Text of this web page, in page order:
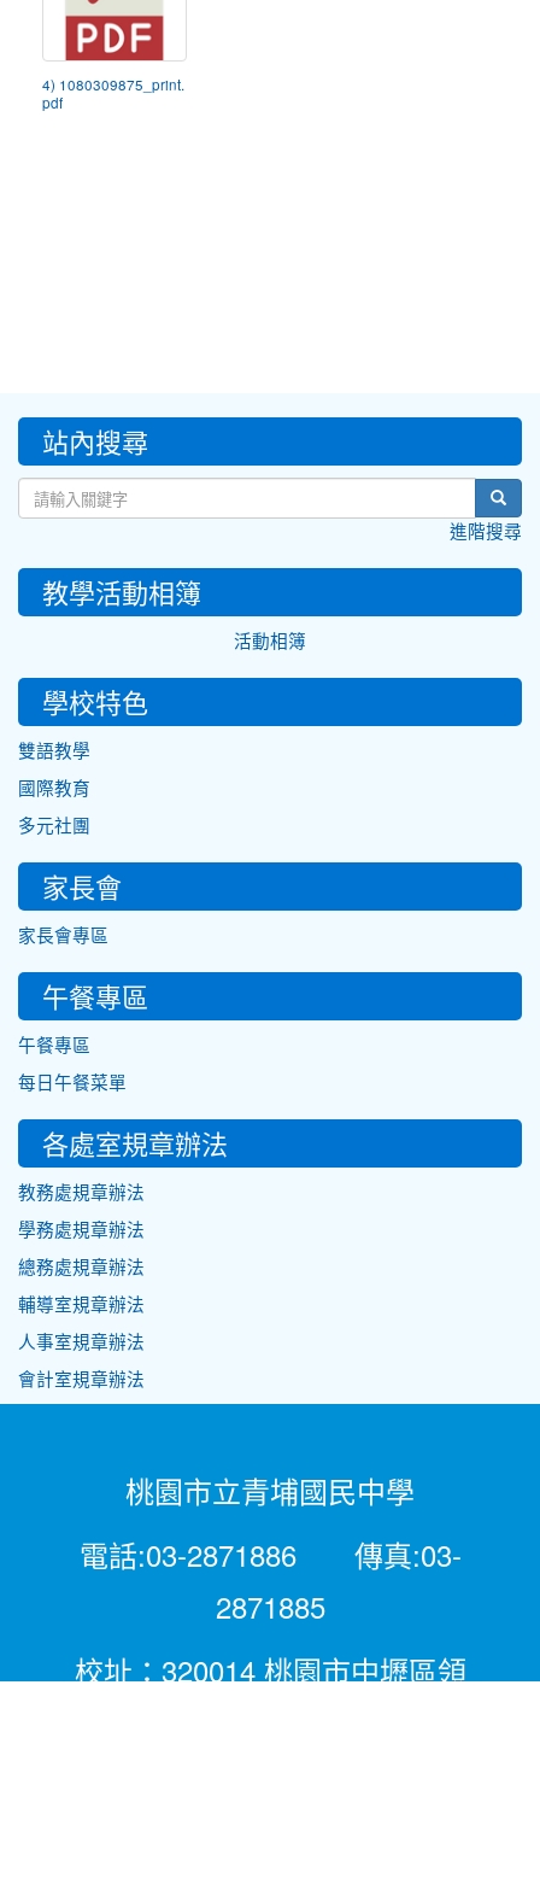
4) 1080309875_print.
pdf
::: 站內搜尋
進階搜尋
教學活動相簿
活動相簿
學校特色
雙語教學
國際教育
多元社團
家長會
家長會專區
午餐專區
午餐專區
每日午餐菜單
各處室規章辦法
教務處規章辦法
學務處規章辦法
總務處規章辦法
輔導室規章辦法
人事室規章辦法
會計室規章辦法
桃園市立青埔國民中學
電話:03-2871886 傳真:03-
2871885
校址：320014 桃園市中壢區領